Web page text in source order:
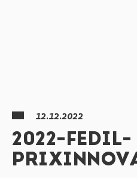
12.12.2022
2022-FEDIL-